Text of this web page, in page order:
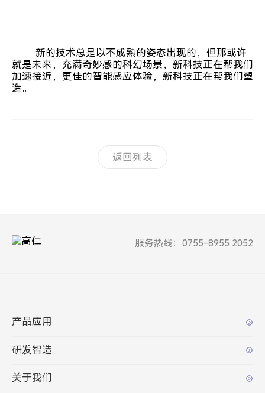
新的技术总是以不成熟的姿态出现的，但那或许
就是未来，充满奇妙感的科幻场景，新科技正在帮我们
加速接近，更佳的智能感应体验，新科技正在帮我们塑
造。
返回列表
服务热线：0755-8955 2052
产品应用
研发智造
关于我们